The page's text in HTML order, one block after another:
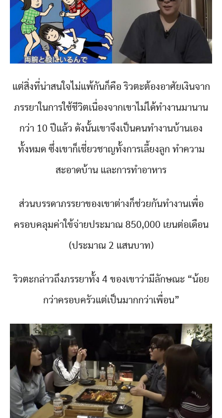
แต่สิ่งที่น่าสนใจไม่แพ้กันก็คือ ริวตะต้องอาศัยเงินจาก
ภรรยาในการใช้ชีวิตเนื่องจากเขาไม่ได้ทำงานมานาน
กว่า 10 ปีแล้ว ดังนั้นเขาจึงเป็นคนทำงานบ้านเอง
ทั้งหมด ซึ่งเขาก็เชี่ยวชาญทั้งการเลี้ยงลูก ทำความ
สะอาดบ้าน และการทำอาหาร
ส่วนบรรดาภรรยาของเขาต่างก็ช่วยกันทำงานเพื่อ
ครอบคลุมค่าใข้จ่ายประมาณ 850,000 เยนต่อเดือน
(ประมาณ 2 แสนบาท)
ริวตะกล่าวถึงภรรยาทั้ง 4 ของเขาว่ามีลักษณะ “น้อย
กว่าครอบครัวแต่เป็นมากกว่าเพื่อน”